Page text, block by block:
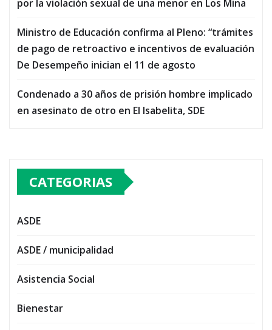
por la violación sexual de una menor en Los Mina
Ministro de Educación confirma al Pleno: “trámites
de pago de retroactivo e incentivos de evaluación
De Desempeño inician el 11 de agosto
Condenado a 30 años de prisión hombre implicado
en asesinato de otro en El Isabelita, SDE
CATEGORIAS
ASDE
ASDE / municipalidad
Asistencia Social
Bienestar